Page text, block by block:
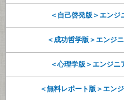
＜自己啓発版＞エンジ
＜成功哲学版＞エンジ
＜心理学版＞エンジニ
＜無料レポート版＞エン